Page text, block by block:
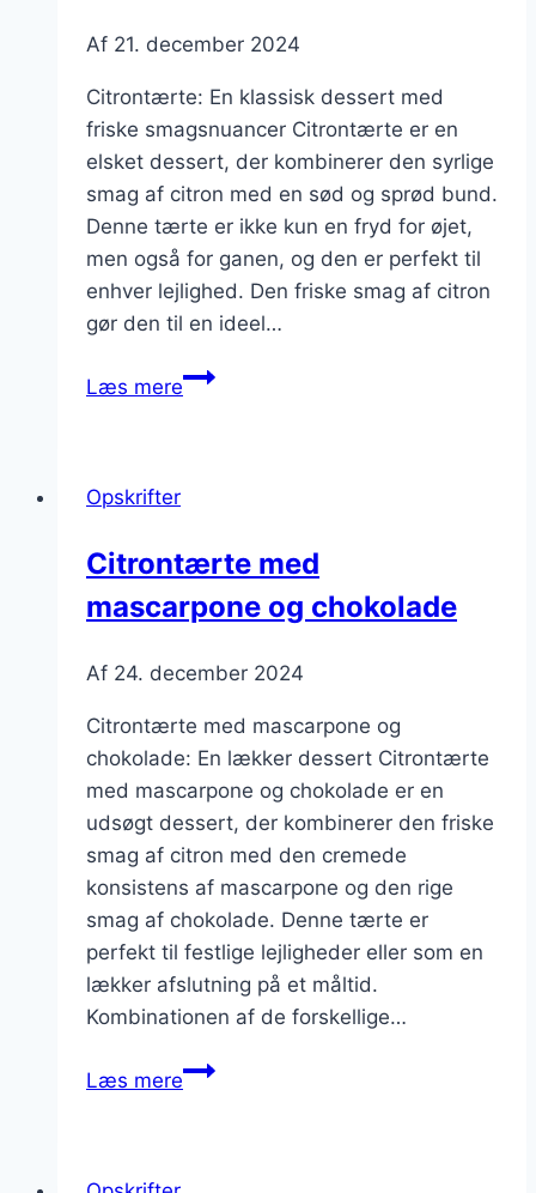
Af 21. december 2024
Citrontærte: En klassisk dessert med
friske smagsnuancer Citrontærte er en
elsket dessert, der kombinerer den syrlige
smag af citron med en sød og sprød bund.
Denne tærte er ikke kun en fryd for øjet,
men også for ganen, og den er perfekt til
enhver lejlighed. Den friske smag af citron
gør den til en ideel…
Læs mereCitrontærte
Opskrifter
Citrontærte med
mascarpone og chokolade
Af 24. december 2024
Citrontærte med mascarpone og
chokolade: En lækker dessert Citrontærte
med mascarpone og chokolade er en
udsøgt dessert, der kombinerer den friske
smag af citron med den cremede
konsistens af mascarpone og den rige
smag af chokolade. Denne tærte er
perfekt til festlige lejligheder eller som en
lækker afslutning på et måltid.
Kombinationen af de forskellige…
Læs mereCitrontærte